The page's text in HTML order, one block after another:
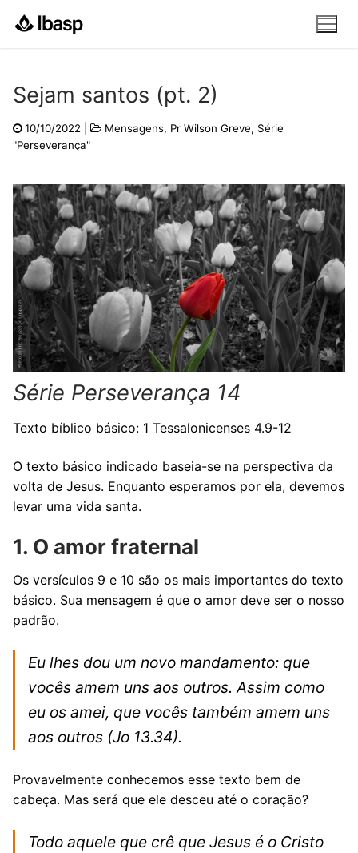
para
Sejam santos (pt. 2)
10/10/2022 Mensagens, Pr Wilson Greve, Série
"Perseverança"
Série Perseverança 14
Texto bíblico básico: 1 Tessalonicenses 4.9-12
O texto básico indicado baseia-se na perspectiva da
volta de Jesus. Enquanto esperamos por ela, devemos
levar uma vida santa.
1. O amor fraternal
Os versículos 9 e 10 são os mais importantes do texto
básico. Sua mensagem é que o amor deve ser o nosso
padrão.
Eu lhes dou um novo mandamento: que
vocês amem uns aos outros. Assim como
eu os amei, que vocês também amem uns
aos outros (Jo 13.34).
Provavelmente conhecemos esse texto bem de
cabeça. Mas será que ele desceu até o coração?
Todo aquele que crê que Jesus é o Cristo